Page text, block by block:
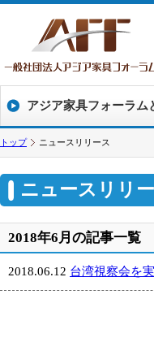
アジア家具フォーラム
トップ ニュースリリース
ニュースリリ
2018年6月の記事一覧
2018.06.12 台湾視察会を